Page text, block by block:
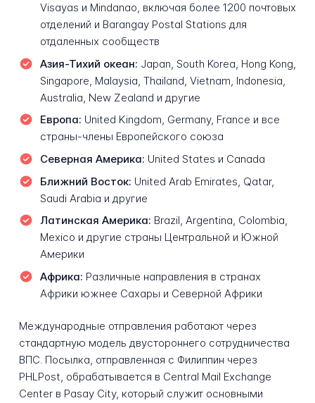
Visayas и Mindanao, включая более 1200 почтовых
отделений и Barangay Postal Stations для
отдаленных сообществ
Азия-Тихий океан: Japan, South Korea, Hong Kong,
Singapore, Malaysia, Thailand, Vietnam, Indonesia,
Australia, New Zealand и другие
Европа: United Kingdom, Germany, France и все
страны-члены Европейского союза
Северная Америка: United States и Canada
Ближний Восток: United Arab Emirates, Qatar,
Saudi Arabia и другие
Латинская Америка: Brazil, Argentina, Colombia,
Mexico и другие страны Центральной и Южной
Америки
Африка: Различные направления в странах
Африки южнее Сахары и Северной Африки
Международные отправления работают через
стандартную модель двустороннего сотрудничества
ВПС. Посылка, отправленная с Филиппин через
PHLPost, обрабатывается в Central Mail Exchange
Center в Pasay City, который служит основными